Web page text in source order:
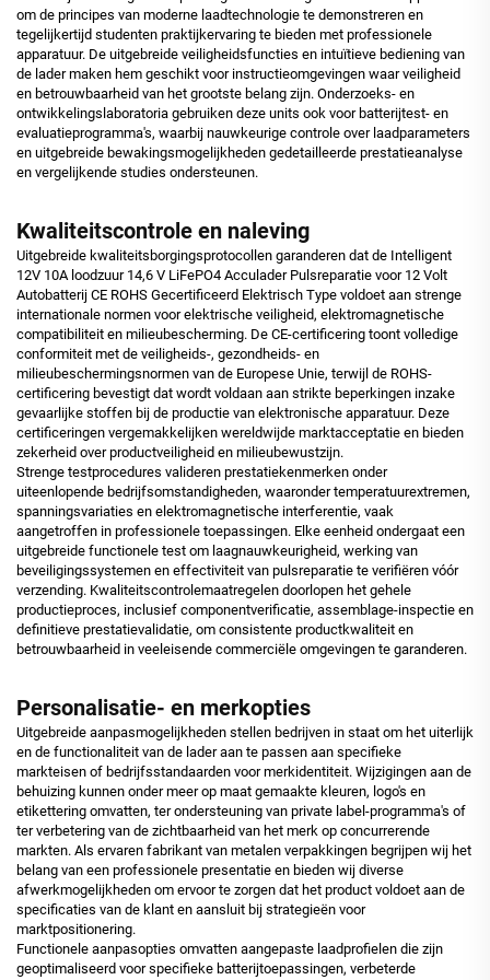
om de principes van moderne laadtechnologie te demonstreren en
tegelijkertijd studenten praktijkervaring te bieden met professionele
apparatuur. De uitgebreide veiligheidsfuncties en intuïtieve bediening van
de lader maken hem geschikt voor instructieomgevingen waar veiligheid
en betrouwbaarheid van het grootste belang zijn. Onderzoeks- en
ontwikkelingslaboratoria gebruiken deze units ook voor batterijtest- en
evaluatieprogramma's, waarbij nauwkeurige controle over laadparameters
en uitgebreide bewakingsmogelijkheden gedetailleerde prestatieanalyse
en vergelijkende studies ondersteunen.
Kwaliteitscontrole en naleving
Uitgebreide kwaliteitsborgingsprotocollen garanderen dat de Intelligent
12V 10A loodzuur 14,6 V LiFePO4 Acculader Pulsreparatie voor 12 Volt
Autobatterij CE ROHS Gecertificeerd Elektrisch Type voldoet aan strenge
internationale normen voor elektrische veiligheid, elektromagnetische
compatibiliteit en milieubescherming. De CE-certificering toont volledige
conformiteit met de veiligheids-, gezondheids- en
milieubeschermingsnormen van de Europese Unie, terwijl de ROHS-
certificering bevestigt dat wordt voldaan aan strikte beperkingen inzake
gevaarlijke stoffen bij de productie van elektronische apparatuur. Deze
certificeringen vergemakkelijken wereldwijde marktacceptatie en bieden
zekerheid over productveiligheid en milieubewustzijn.
Strenge testprocedures valideren prestatiekenmerken onder
uiteenlopende bedrijfsomstandigheden, waaronder temperatuurextremen,
spanningsvariaties en elektromagnetische interferentie, vaak
aangetroffen in professionele toepassingen. Elke eenheid ondergaat een
uitgebreide functionele test om laagnauwkeurigheid, werking van
beveiligingssystemen en effectiviteit van pulsreparatie te verifiëren vóór
verzending. Kwaliteitscontrolemaatregelen doorlopen het gehele
productieproces, inclusief componentverificatie, assemblage-inspectie en
definitieve prestatievalidatie, om consistente productkwaliteit en
betrouwbaarheid in veeleisende commerciële omgevingen te garanderen.
Personalisatie- en merkopties
Uitgebreide aanpasmogelijkheden stellen bedrijven in staat om het uiterlijk
en de functionaliteit van de lader aan te passen aan specifieke
markteisen of bedrijfsstandaarden voor merkidentiteit. Wijzigingen aan de
behuizing kunnen onder meer op maat gemaakte kleuren, logo's en
etikettering omvatten, ter ondersteuning van private label-programma's of
ter verbetering van de zichtbaarheid van het merk op concurrerende
markten. Als ervaren fabrikant van metalen verpakkingen begrijpen wij het
belang van een professionele presentatie en bieden wij diverse
afwerkmogelijkheden om ervoor te zorgen dat het product voldoet aan de
specificaties van de klant en aansluit bij strategieën voor
marktpositionering.
Functionele aanpasopties omvatten aangepaste laadprofielen die zijn
geoptimaliseerd voor specifieke batterijtoepassingen, verbeterde